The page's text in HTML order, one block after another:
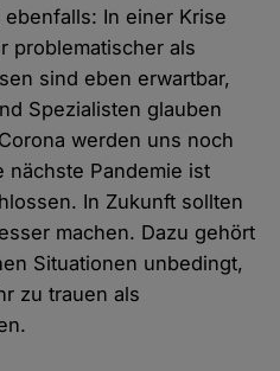
In einer Krise
problematischer als
sind eben erwartbar,
Spezialisten glauben
werden uns noch
nächste Pandemie ist
In Zukunft sollten
machen. Dazu gehört
Situationen unbedingt,
zu trauen als